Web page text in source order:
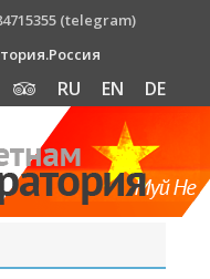
(telegram)
RU EN DE